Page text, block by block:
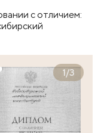
с отличием:
1/3